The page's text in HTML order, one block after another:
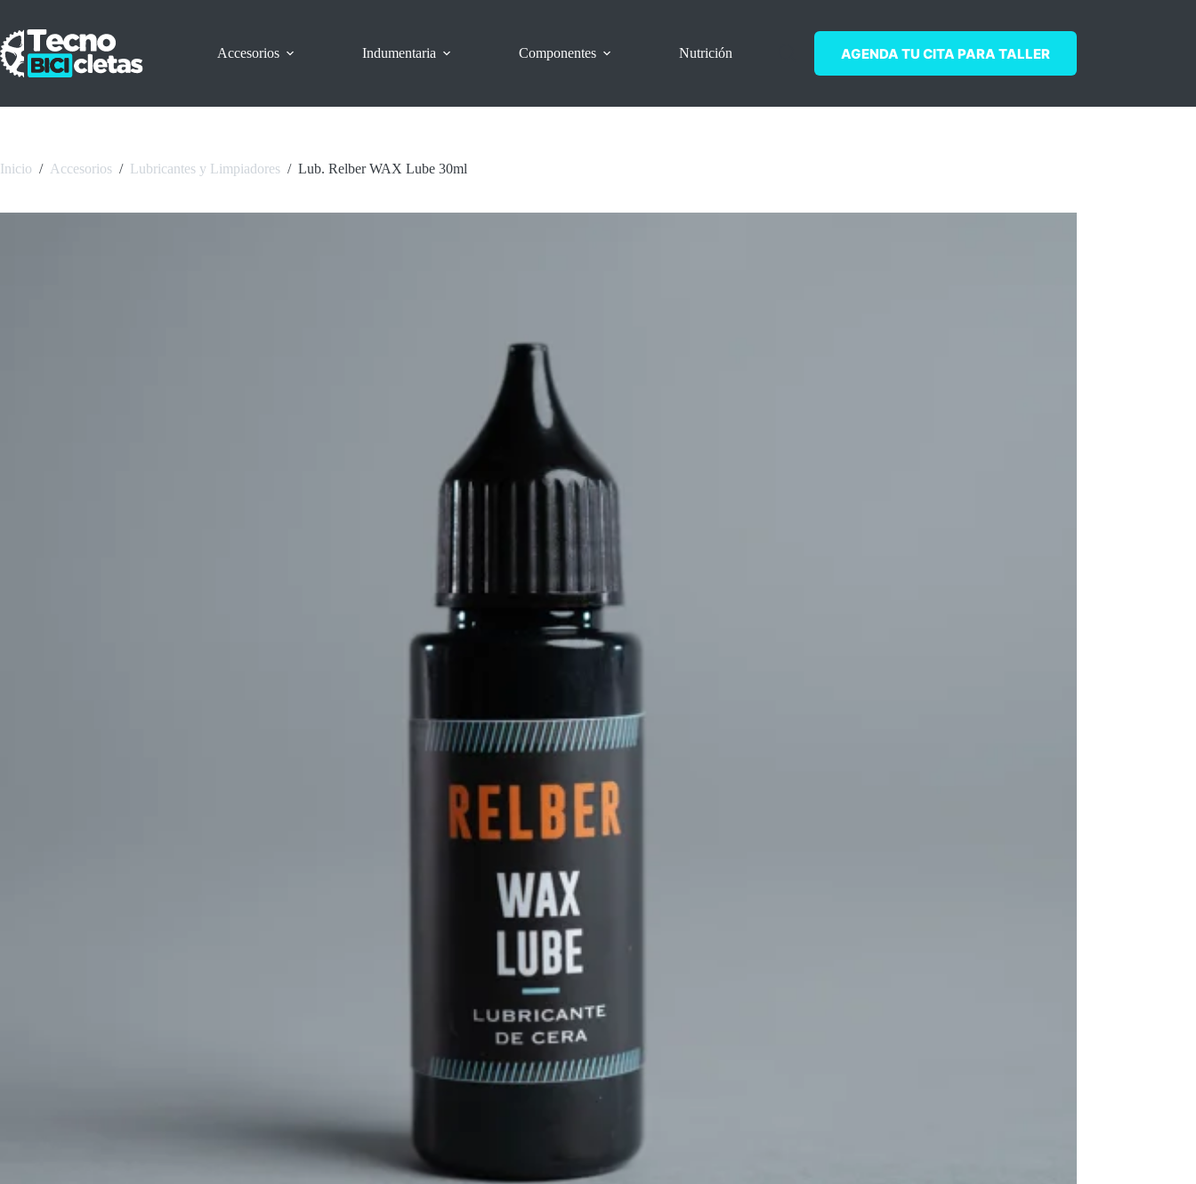
contenido
Accesorios
Indumentaria Componentes Nutrición AGENDA TU CITA PARA TALLER
Inicio / Accesorios / Lubricantes y Limpiadores / Lub. Relber WAX Lube 30ml